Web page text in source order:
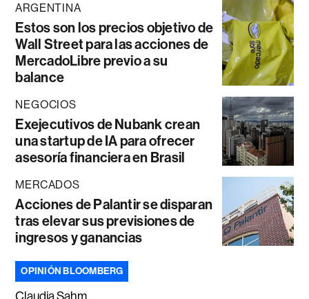
ARGENTINA
Estos son los precios objetivo de
Wall Street para las acciones de
MercadoLibre previo a su
balance
NEGOCIOS
Exejecutivos de Nubank crean
una startup de IA para ofrecer
asesoría financiera en Brasil
MERCADOS
Acciones de Palantir se disparan
tras elevar sus previsiones de
ingresos y ganancias
OPINIÓN BLOOMBERG
Claudia Sahm